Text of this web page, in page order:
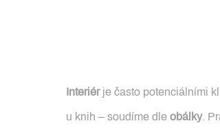
Interiérje často potenciálními
u knih – soudíme dle obálky.